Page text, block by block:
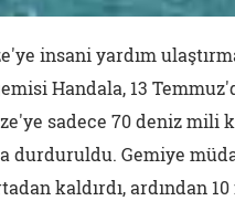
insani yardım
Handala, 13
sadece 70 deniz mili
durduruldu. Gemiye
kaldırdı, ardından